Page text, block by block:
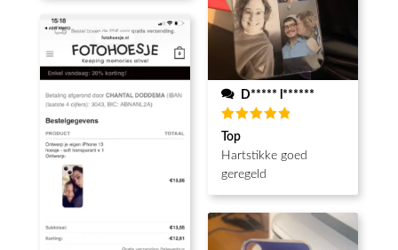
D***** l******
Waardering
5 uit 5
Top
Hartstikke goed
geregeld